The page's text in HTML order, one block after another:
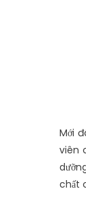
Mới
viên
chất